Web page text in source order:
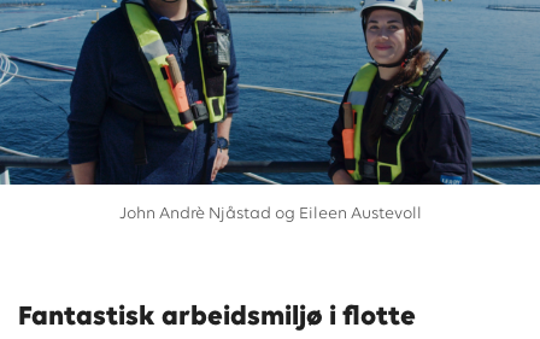
John Andrè Njåstad og Eileen Austevoll
Fantastisk arbeidsmiljø i flotte